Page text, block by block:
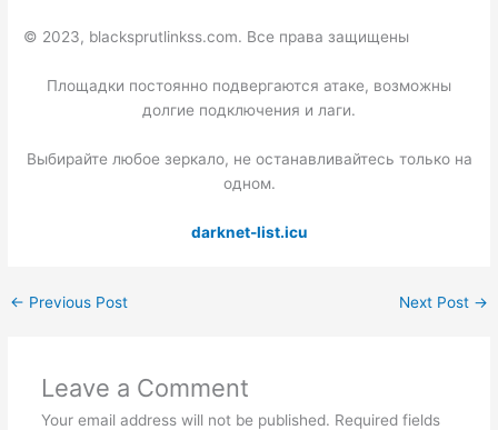
© 2023, blacksprutlinkss.com. Все права защищены
Площадки постоянно подвергаются атаке, возможны
долгие подключения и лаги.
Выбирайте любое зеркало, не останавливайтесь только на
одном.
darknet-list.icu
← Previous Post Next Post →
Leave a Comment
Your email address will not be published. Required fields